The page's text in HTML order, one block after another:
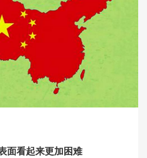
面看起来更加困难